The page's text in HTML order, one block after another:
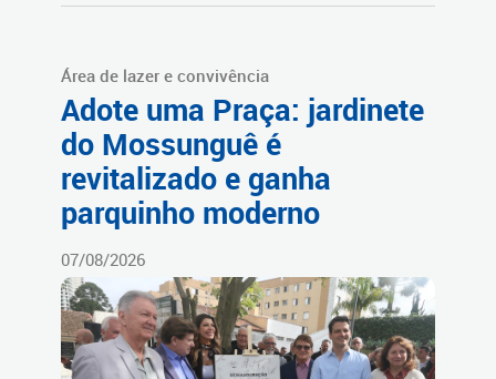
Área de lazer e convivência
Adote uma Praça: jardinete
do Mossunguê é
revitalizado e ganha
parquinho moderno
07/08/2026